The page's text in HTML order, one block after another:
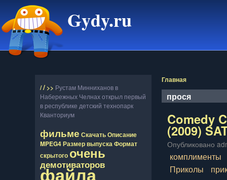
Gydy.ru
// >> Рустам Минниханов в
Набережных Челнах открыл первый
в республике детский технопарк
Кванториум
фильме СкачатьОписание
MPEG4РазмервыпускаФормат
скрытого очень
демотиваторов
файла
Главная
прося
Comedy
(2009)
Опубликовано
комплименты
Приколы